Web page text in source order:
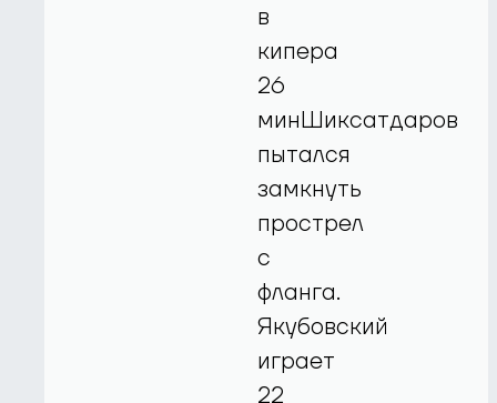
в
кипера
26
минШиксатдаров
пытался
замкнуть
прострел
с
фланга.
Якубовский
играет
22